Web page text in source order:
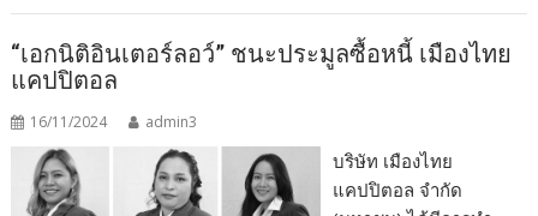
“เอกนิติอินเตอร์ลอว์” ชนะประมูลซื้อหนี้ เมืองไทย
แคปปิตอล
16/11/2024 admin3
บริษัท เมืองไทย
แคปปิตอล จำกัด